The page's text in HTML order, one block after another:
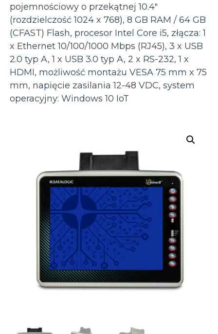
pojemnościowy o przekątnej 10.4″
(rozdzielczość 1024 x 768), 8 GB RAM / 64 GB
(CFAST) Flash, procesor Intel Core i5, złącza: 1
x Ethernet 10/100/1000 Mbps (RJ45), 3 x USB
2.0 typ A, 1 x USB 3.0 typ A, 2 x RS-232, 1 x
HDMI, możliwość montażu VESA 75 mm x 75
mm, napięcie zasilania 12-48 VDC, system
operacyjny: Windows 10 IoT